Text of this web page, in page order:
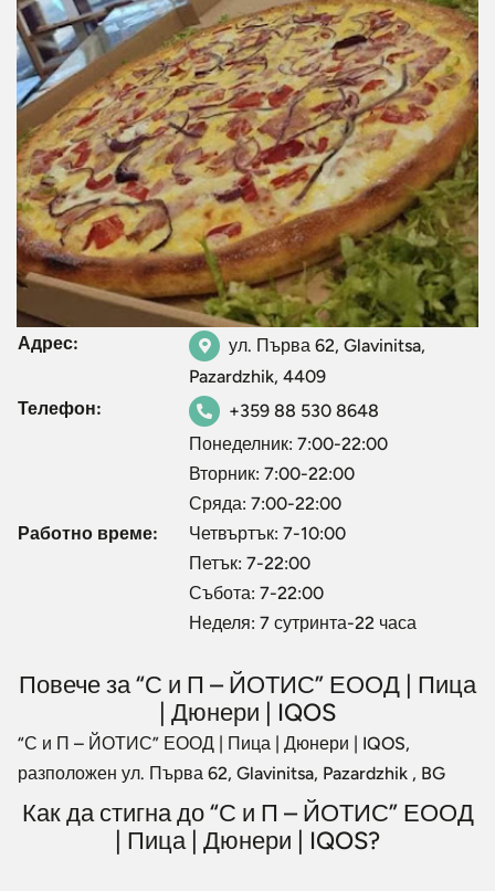
Адрес:
ул. Първа 62, Glavinitsa,
Pazardzhik, 4409
Телефон:
+359 88 530 8648
Работно време:
Понеделник: 7:00-22:00
Вторник: 7:00-22:00
Сряда: 7:00-22:00
Четвъртък: 7-10:00
Петък: 7-22:00
Събота: 7-22:00
Неделя: 7 сутринта-22 часа
Повече за “С и П – ЙОТИС” ЕООД | Пица
| Дюнери | IQOS
“С и П – ЙОТИС” ЕООД | Пица | Дюнери | IQOS,
разположен ул. Първа 62, Glavinitsa, Pazardzhik , BG
Как да стигна до “С и П – ЙОТИС” ЕООД
| Пица | Дюнери | IQOS?